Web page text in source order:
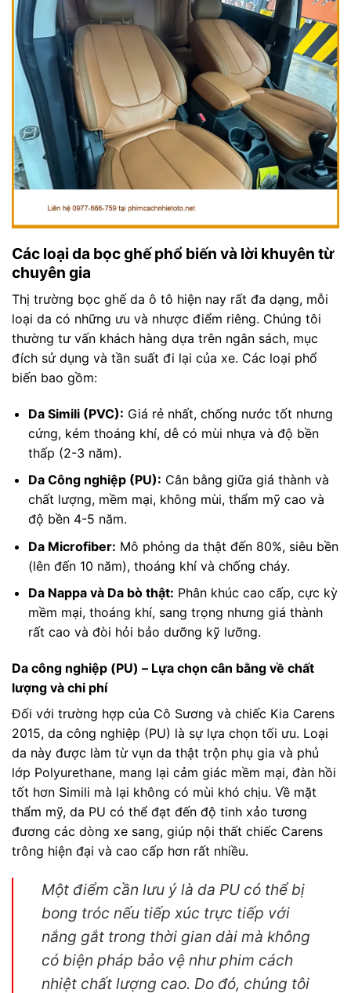
Các loại da bọc ghế phổ biến và lời khuyên từ
chuyên gia
Thị trường bọc ghế da ô tô hiện nay rất đa dạng, mỗi
loại da có những ưu và nhược điểm riêng. Chúng tôi
thường tư vấn khách hàng dựa trên ngân sách, mục
đích sử dụng và tần suất đi lại của xe. Các loại phổ
biến bao gồm:
Da Simili (PVC): Giá rẻ nhất, chống nước tốt nhưng
cứng, kém thoáng khí, dễ có mùi nhựa và độ bền
thấp (2-3 năm).
Da Công nghiệp (PU): Cân bằng giữa giá thành và
chất lượng, mềm mại, không mùi, thẩm mỹ cao và
độ bền 4-5 năm.
Da Microfiber: Mô phỏng da thật đến 80%, siêu bền
(lên đến 10 năm), thoáng khí và chống cháy.
Da Nappa và Da bò thật: Phân khúc cao cấp, cực kỳ
mềm mại, thoáng khí, sang trọng nhưng giá thành
rất cao và đòi hỏi bảo dưỡng kỹ lưỡng.
Da công nghiệp (PU) – Lựa chọn cân bằng về chất
lượng và chi phí
Đối với trường hợp của Cô Sương và chiếc Kia Carens
2015, da công nghiệp (PU) là sự lựa chọn tối ưu. Loại
da này được làm từ vụn da thật trộn phụ gia và phủ
lớp Polyurethane, mang lại cảm giác mềm mại, đàn hồi
tốt hơn Simili mà lại không có mùi khó chịu. Về mặt
thẩm mỹ, da PU có thể đạt đến độ tinh xảo tương
đương các dòng xe sang, giúp nội thất chiếc Carens
trông hiện đại và cao cấp hơn rất nhiều.
Một điểm cần lưu ý là da PU có thể bị
bong tróc nếu tiếp xúc trực tiếp với
nắng gắt trong thời gian dài mà không
có biện pháp bảo vệ như phim cách
nhiệt chất lượng cao. Do đó, chúng tôi